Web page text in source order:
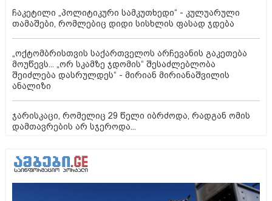
ჩაკეტილი „პოლიტიკური სამკუთხედი“ - კულუარული
თამაშები, რომლებიც დიდი სისხლის ფასად ჯდება
„ოქტომბრისთვის საქართველოს არჩევანის გაკეთება
მოუწევს... „ორ სკამზე ჯდომის“ შესაძლებლობა
შეიძლება დასრულდეს“ - მირიან მირიანაშვილის
ანალიზი
ჯარისკაცი, რომელიც 29 წელი იბრძოდა, რადგან ომის
დამთავრების არ სჯეროდა...